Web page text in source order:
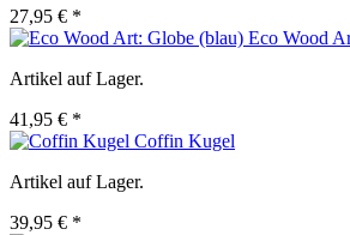
27,95 € *
Eco Wood
Artikel auf Lager.
41,95 € *
Coffin Kugel
Artikel auf Lager.
39,95 € *